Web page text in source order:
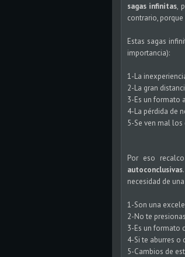
sagas infinitas,
contrario,
Estas sagas
importancia):
1-La
2-La gran
3-Es un formato
4-La pérdida de
5-Se ven mal
Por eso
autoconclusivas
necesidad de
1-Son una
2-No te
3-Es un formato
4-Si te aburres o
5-Cambios de